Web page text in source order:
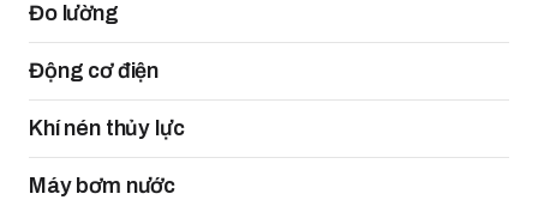
Đo lường
Động cơ điện
Khí nén thủy lực
Máy bơm nước